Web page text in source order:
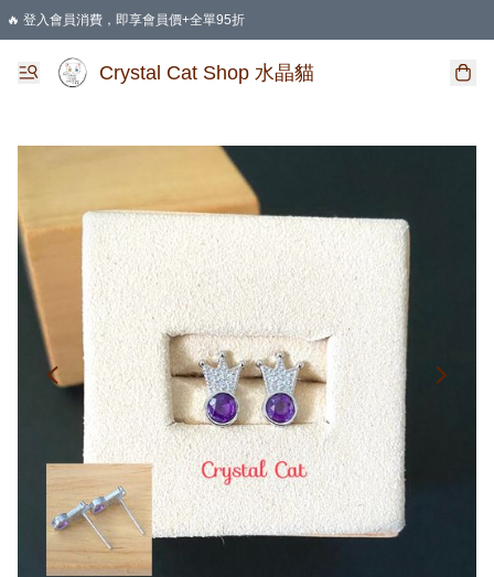
🔥 登入會員消費，即享會員價+全單95折
🛍️ 購物滿HKD 400 即享免運費優惠
Crystal Cat Shop 水晶貓